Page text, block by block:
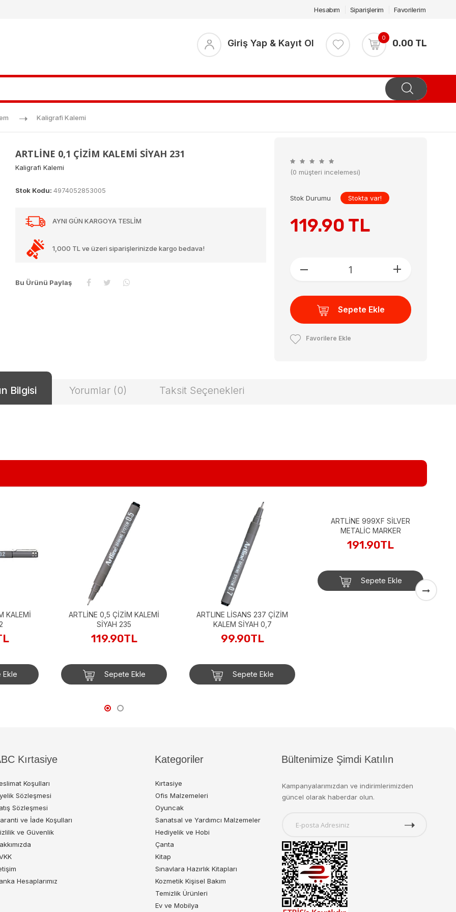
Hesabım Siparişlerim Favorilerim
Giriş Yap & Kayıt Ol 0 0.00 TL
Kaligrafi Kalemi
ARTLİNE 0,1 ÇİZİM KALEMİ SİYAH 231
Kaligrafi Kalemi
Stok Kodu: 4974052853005
AYNI GÜN KARGOYA TESLİM
1,000 TL ve üzeri siparişlerinizde kargo bedava!
Bu Ürünü Paylaş
(0 müşteri incelemesi)
Stok Durumu Stokta var!
119.90 TL
Sepete Ekle
Favorilere Ekle
Bilgisi Yorumlar (0) Taksit Seçenekleri
KALEMİ
ARTLİNE 0,5 ÇİZİM KALEMİ
SİYAH 235
119.90TL
Sepete Ekle
ARTLINE LİSANS 237 ÇİZİM
KALEM SİYAH 0,7
99.90TL
Sepete Ekle
ARTLİNE 999XF SİLVER
METALİC MARKER
191.90TL
Sepete Ekle
Kırtasiye
Koşulları
Sözleşmesi
Sözleşmesi
ve İade Koşulları
ve Güvenlik
Hesaplarımız
Kategoriler
Kırtasiye
Ofis Malzemeleri
Oyuncak
Sanatsal ve Yardımcı Malzemeler
Hediyelik ve Hobi
Çanta
Kitap
Sınavlara Hazırlık Kitapları
Kozmetik Kişisel Bakım
Temizlik Ürünleri
Ev ve Mobilya
Bültenimize Şimdi Katılın
Kampanyalarımızdan ve indirimlerimizden
güncel olarak haberdar olun.